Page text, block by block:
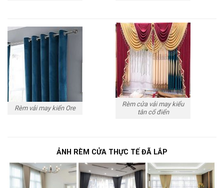
Rèm vải may kiển Ore
Rèm cửa vải may kiểu
tân cổ điển
ẢNH RÈM CỬA THỰC TẾ ĐÃ LẮP